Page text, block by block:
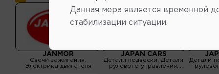
JANMOR
Свечи зажигания,
Электрика двигателя
JAPAN CARS
Детали подвески, Детали
рулевого управления,
Детали
Данная мера является временной
стабилизации ситуации.